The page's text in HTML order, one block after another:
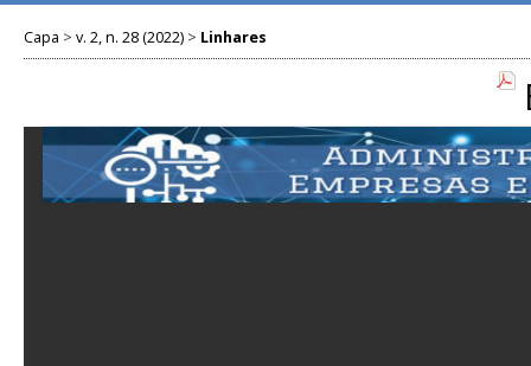
Capa > v. 2, n. 28 (2022) > Linhares